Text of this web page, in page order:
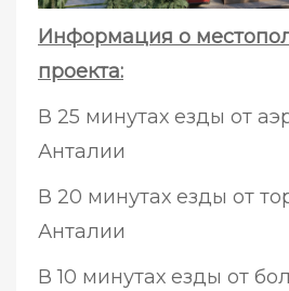
Информация о
проекта:
В 25 минутах езды от
Анталии
В 20 минутах езды от
Анталии
В 10 минутах езды от